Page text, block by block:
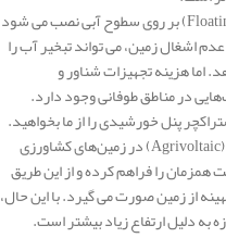
شناور (Floating) بر روی سطوح آبی نصب می‌ شود
اشغال زمین، می‌ تواند تبخیر آب را
اما هزینه تجهیزات شناور و
در مناطق طوفانی وجود دارد.
پنل خورشیدی را از ما بخواهید.
کشاورزی (Agrivoltaic) در زمین‌های کشاورزی
همزمان را فراهم کرده و از این طریق
از زمین صورت می‌ گیرد. با این حال،
به دلیل ارتفاع زیاد بیشتر است.